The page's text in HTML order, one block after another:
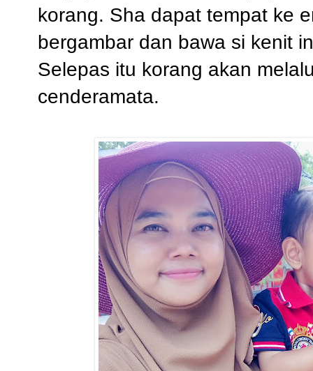
korang. Sha dapat tempat ke
bergambar dan bawa si kenit
Selepas itu korang akan
cenderamata.